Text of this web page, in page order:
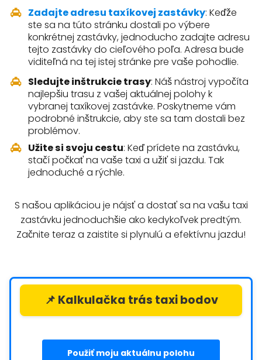
Zadajte adresu taxíkovej zastávky: Keďže
ste sa na túto stránku dostali po výbere
konkrétnej zastávky, jednoducho zadajte adresu
tejto zastávky do cieľového poľa. Adresa bude
viditeľná na tej istej stránke pre vaše pohodlie.
Sledujte inštrukcie trasy: Náš nástroj vypočíta
najlepšiu trasu z vašej aktuálnej polohy k
vybranej taxíkovej zastávke. Poskytneme vám
podrobné inštrukcie, aby ste sa tam dostali bez
problémov.
Užite si svoju cestu: Keď prídete na zastávku,
stačí počkať na vaše taxi a užiť si jazdu. Tak
jednoduché a rýchle.
S našou aplikáciou je nájsť a dostať sa na vašu taxi
zastávku jednoduchšie ako kedykoľvek predtým.
Začnite teraz a zaistite si plynulú a efektívnu jazdu!
📌 Kalkulačka trás taxi bodov
Použiť moju aktuálnu polohu